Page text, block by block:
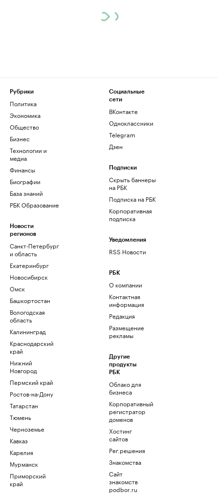
Рубрики
Политика
Экономика
Общество
Бизнес
Технологии и
медиа
Финансы
Биографии
База знаний
РБК Образование
Новости
регионов
Санкт-Петербург
и область
Екатеринбург
Новосибирск
Омск
Башкортостан
Вологодская
область
Калининград
Краснодарский
край
Нижний
Новгород
Пермский край
Ростов-на-Дону
Татарстан
Тюмень
Черноземье
Кавказ
Карелия
Мурманск
Приморский
край
Социальные
сети
ВКонтакте
Одноклассники
Telegram
Дзен
Подписки
Скрыть баннеры
на РБК
Подписка на РБК
Корпоративная
подписка
Уведомления
RSS Новости
РБК
О компании
Контактная
информация
Редакция
Размещение
рекламы
Другие
продукты
РБК
Облако для
бизнеса
Корпоративный
регистратор
доменов
Хостинг
сайтов
Рег.решения
Знакомства
Сайт
знакомств
podbor.ru